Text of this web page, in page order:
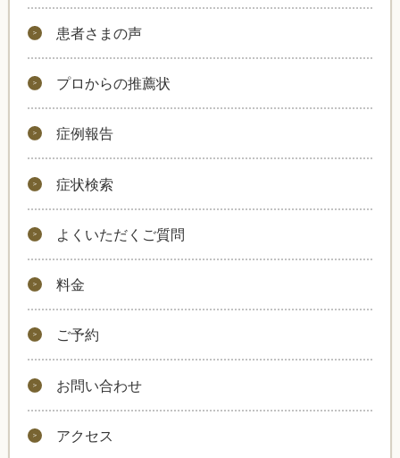
患者さまの声
プロからの推薦状
症例報告
症状検索
よくいただくご質問
料金
ご予約
お問い合わせ
アクセス